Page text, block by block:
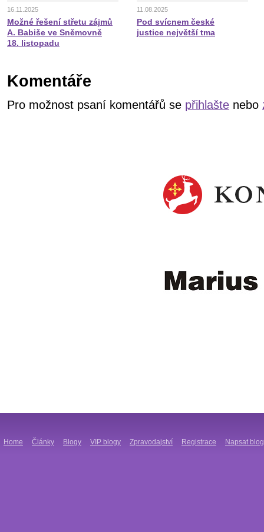
16.11.2025
Možné řešení střetu zájmů
A. Babiše ve Sněmovně
18. listopadu
11.08.2025
Pod svícnem české
justice největší tma
Komentáře
Pro možnost psaní komentářů se přihlašte nebo
Home Články Blogy VIP blogy Zpravodajství Registrace Napsat blog